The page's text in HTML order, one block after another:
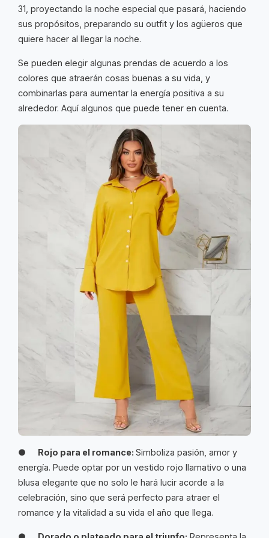
31, proyectando la noche especial que pasará, haciendo
sus propósitos, preparando su outfit y los agüeros que
quiere hacer al llegar la noche.
Se pueden elegir algunas prendas de acuerdo a los
colores que atraerán cosas buenas a su vida, y
combinarlas para aumentar la energía positiva a su
alrededor. Aquí algunos que puede tener en cuenta.
● Rojo para el romance: Simboliza pasión, amor y
energía. Puede optar por un vestido rojo llamativo o una
blusa elegante que no solo le hará lucir acorde a la
celebración, sino que será perfecto para atraer el
romance y la vitalidad a su vida el año que llega.